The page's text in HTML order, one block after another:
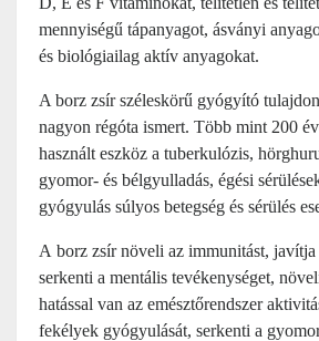
mennyiségű tápanyagot, ásványi
és biológiailag aktív anyagokat.
A borz zsír széleskörű gyógyító
nagyon régóta ismert. Több mint 200
használt eszköz a tuberkulózis,
gyomor- és bélgyulladás, égési
gyógyulás súlyos betegség és sérülés
A borz zsír növeli az immunitást,
serkenti a mentális tevékenységet,
hatással van az emésztőrendszer
fekélyek gyógyulását, serkenti a